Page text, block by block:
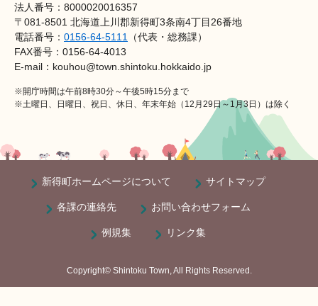
法人番号：8000020016357
〒081-8501 北海道上川郡新得町3条南4丁目26番地
電話番号： 0156-64-5111
（代表・総務課）
FAX番号：0156-64-4013
E-mail：kouhou@town.shintoku.hokkaido.jp
※開庁時間は午前8時30分～午後5時15分まで
※土曜日、日曜日、祝日、休日、年末年始（12月29日～1月3日）は除く
新得町ホームページについて サイトマップ
各課の連絡先 お問い合わせフォーム
例規集 リンク集
Copyright© Shintoku Town, All Rights Reserved.